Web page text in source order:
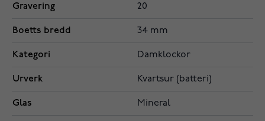
Gravering 20
Boetts bredd 34 mm
Kategori Damklockor
Urverk Kvartsur (batteri)
Glas Mineral